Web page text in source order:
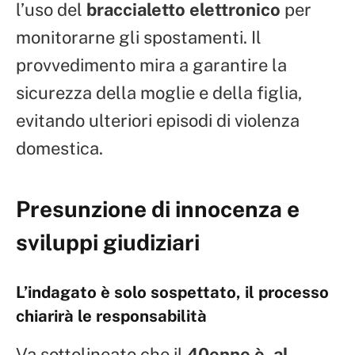
l’uso del braccialetto elettronico per
monitorarne gli spostamenti. Il
provvedimento mira a garantire la
sicurezza della moglie e della figlia,
evitando ulteriori episodi di violenza
domestica.
Presunzione di innocenza e
sviluppi giudiziari
L’indagato è solo sospettato, il processo
chiarirà le responsabilità